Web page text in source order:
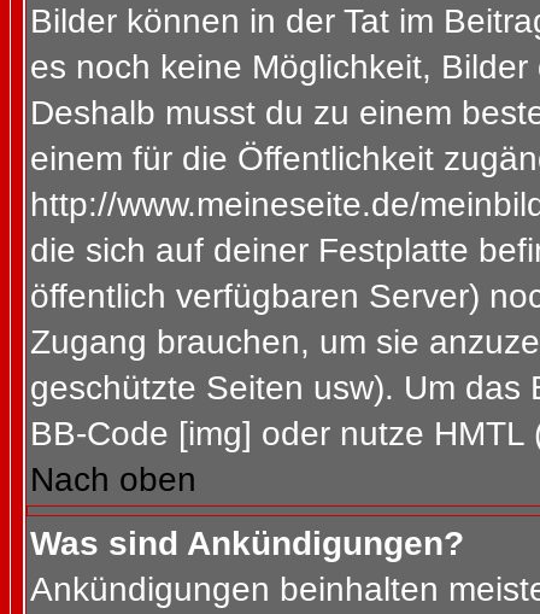
Bilder können in der Tat im
es noch keine Möglichkeit,
Deshalb musst du zu einem
einem für die Öffentlichkeit
http://www.meineseite.de/
die sich auf deiner Festplatte
öffentlich verfügbaren Server)
Zugang brauchen, um sie
geschützte Seiten usw). Um
BB-Code [img] oder nutze HMTL
Nach oben
Was sind Ankündigungen?
Ankündigungen beinhalten